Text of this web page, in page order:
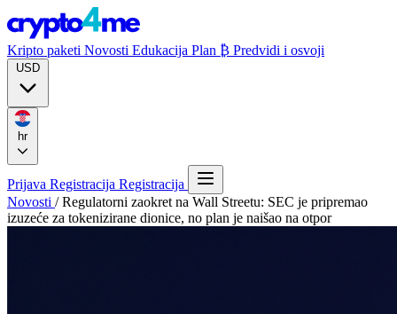
Kripto paketi Novosti Edukacija Plan ₿ Predvidi i osvoji
hr
Prijava Registracija Registracija
Novosti / Regulatorni zaokret na Wall Streetu: SEC je pripremao
izuzeće za tokenizirane dionice, no plan je naišao na otpor